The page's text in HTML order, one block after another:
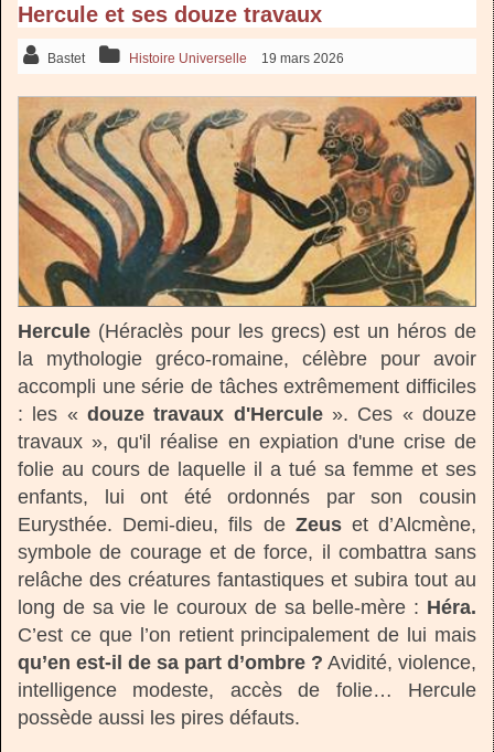
Hercule et ses douze travaux
Bastet Histoire Universelle 19 mars 2026
Hercule (Héraclès pour les grecs) est un héros de
la mythologie gréco-romaine, célèbre pour avoir
accompli une série de tâches extrêmement difficiles
: les « douze travaux d'Hercule». Ces « douze
travaux », qu'il réalise en expiation d'une crise de
folie au cours de laquelle il a tué sa femme et ses
enfants, lui ont été ordonnés par son cousin
Eurysthée. Demi-dieu, fils de Zeus et d’Alcmène,
symbole de courage et de force, il combattra sans
relâche des créatures fantastiques et subira tout au
long de sa vie le couroux de sa belle-mère : Héra.
C’est ce que l’on retient principalement de lui mais
qu’en est-il de sa part d’ombre ? Avidité, violence,
intelligence modeste, accès de folie… Hercule
possède aussi les pires défauts.